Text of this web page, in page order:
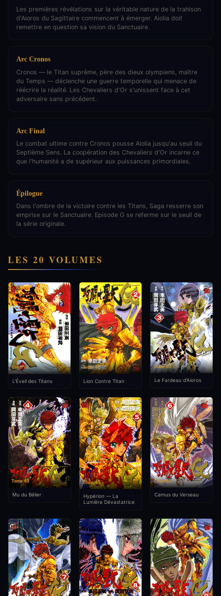
Les premières révélations sur la véritable nature de la trahison
d'Aioros du Sagittaire commencent à émerger. Aiolia doit
remettre en question sa vision du Sanctuaire.
Arc Cronos
Cronos — le Titan suprême, père des dieux olympiens, maître
du Temps — déclenche une guerre temporelle qui menace de
réécrire la réalité. Les Chevaliers d'Or s'unissent face à cet
adversaire sans précédent.
Arc Final
Le combat ultime contre Cronos pousse Aiolia jusqu'au seuil du
Septième Sens. La coopération des Chevaliers d'Or incarne ce
que l'humanité a de supérieur aux puissances primordiales.
Épilogue
Dans l'ombre de la victoire contre les Titans, Saga resserre son
emprise sur le Sanctuaire. Episode G se referme sur le seuil de
la série originale.
LES 20 VOLUMES
Tome 01
L'Éveil des Titans
Tome 02
Lion Contre Titan
Tome 03
Le Fardeau d'Aioros
Tome 04
Mu du Bélier
Tome 05
Hypérion — La
Lumière Dévastatrice
Tome 06
Camus du Verseau